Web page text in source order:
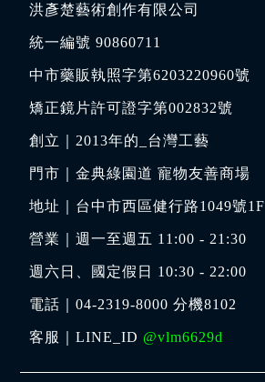
洪彥楚藝術創作有限公司
統一編號 90860711
中市藥販執照字第6203220960號
矯正鏡片許可證字第002832號
創立｜2013年的_台灣工藝
門市｜金典綠園道 寵物友善商場
地址｜ 台中市西區健行路1049號1F
營業｜週一至週五 11:00 - 21:30
週六日、國定假日 10:30 - 22:00
電話｜04-2319-8000 分機8102
客服｜LINE_ID @vlm6629d